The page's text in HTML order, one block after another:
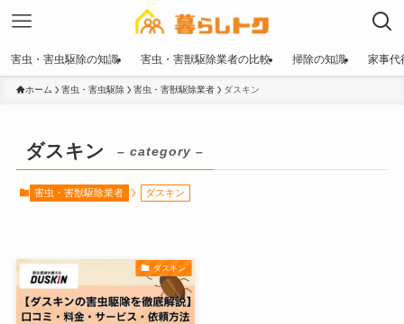
害虫・害虫駆除の知識 害虫・害獣駆除業者の比較 掃除の知識 家事代
ホーム 害虫・害虫駆除 害虫・害獣駆除業者 ダスキン
ダスキン – category –
害虫・害獣駆除業者 ダスキン
ダスキン